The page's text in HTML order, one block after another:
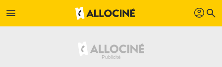
menu profil search